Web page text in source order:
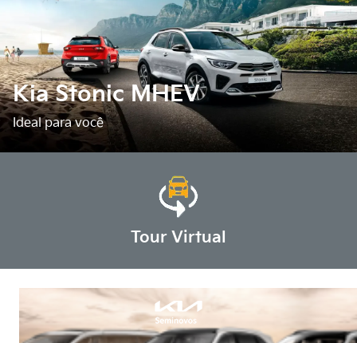
Kia Stonic MHEV
Ideal para você
Tour Virtual